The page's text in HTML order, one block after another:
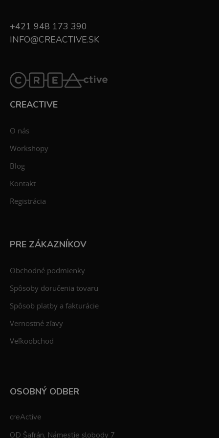
+421 948 173 390
INFO@CREACTIVE.SK
CREACTIVE
O nás
Workshopy
Blog
Kontakt
Registrácia
PRE ZÁKAZNÍKOV
Obchodné podmienky
Spôsoby doručenia tovaru
Spôsob platby a fakturácie
Vernostné zľavy
Veľkoobchod
OSOBNÝ ODBER
creActive
OD Šafrán, Námestie slobody 7